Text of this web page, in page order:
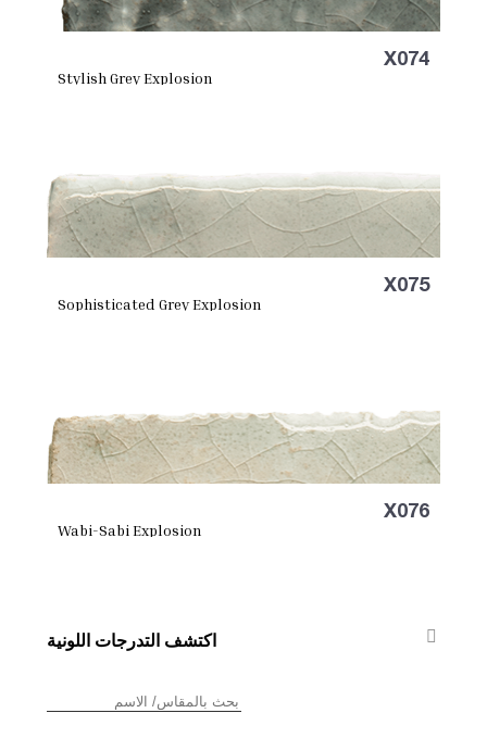
X074
Stylish Grey Explosion
X075
Sophisticated Grey Explosion
X076
Wabi-Sabi Explosion
اكتشف التدرجات اللونية